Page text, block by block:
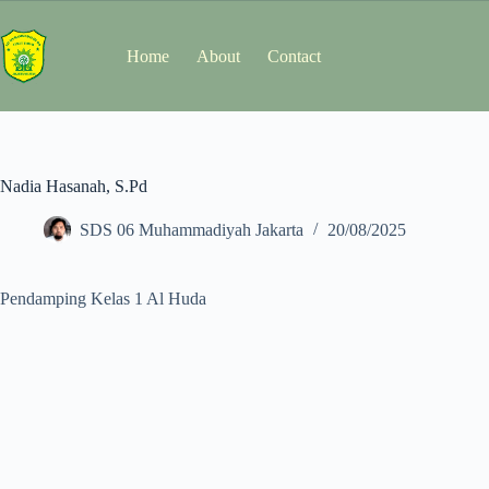
Home About Contact
Nadia Hasanah, S.Pd
SDS 06 Muhammadiyah Jakarta 20/08/2025
Pendamping Kelas 1 Al Huda